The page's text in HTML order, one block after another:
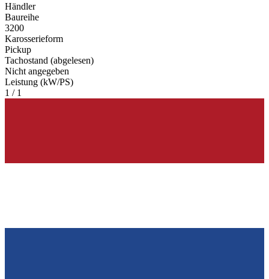
Händler
Baureihe
3200
Karosserieform
Pickup
Tachostand (abgelesen)
Nicht angegeben
Leistung (kW/PS)
1 / 1